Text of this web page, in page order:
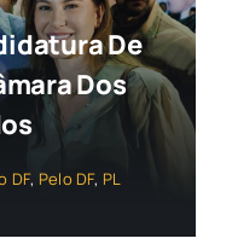
De
Dos
DF, Pelo DF, PL